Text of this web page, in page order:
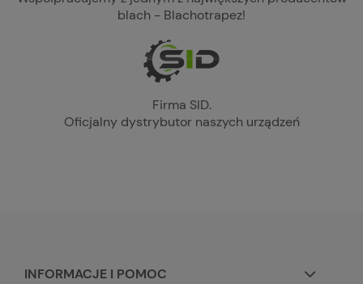
blach - Blachotrapez!
Firma SID.
Oficjalny dystrybutor naszych urządzeń
INFORMACJE I POMOC